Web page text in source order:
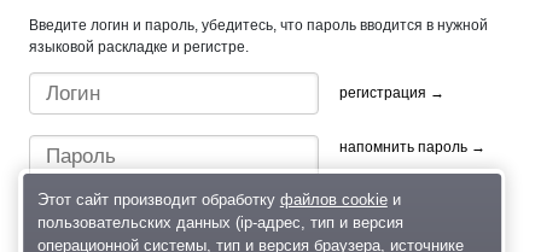
Введите логин и пароль, убедитесь, что пароль вводится в нужной
языковой раскладке и регистре.
регистрация →
напомнить пароль →
Этот сайт производит обработку файлов cookieи
пользовательских данных (ip-адрес, тип и версия
операционной системы, тип и версия браузера, источнике